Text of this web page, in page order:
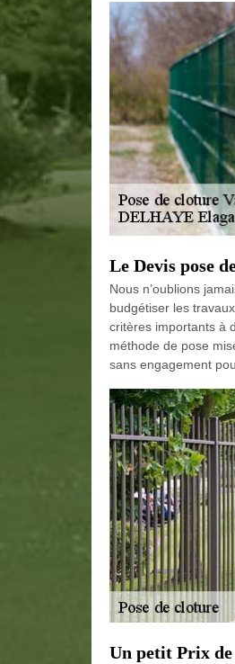
Le Devis pose
Nous n’oublions
budgétiser les
critères importants à
méthode de pose
sans engagement
Un petit Prix de